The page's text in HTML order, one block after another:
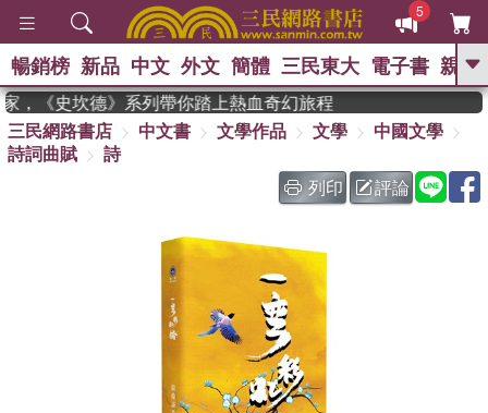
5
GO
熱搜： 東野圭吾 、 高希均教授回憶錄
史是一群喵 、 暑期推薦 、 國際布克
獎 臺灣漫遊錄 、 方念華 、 台灣的李
偉大的迷走神經
暢銷榜 新品 中文 外文 簡體 三民東大 電子書 親子
《史坎德》系列帶你踏上熱血奇幻旅程
三民網路書店
中文書 文學作品 文學
中國文學
詩詞曲賦
詩
列印
評論